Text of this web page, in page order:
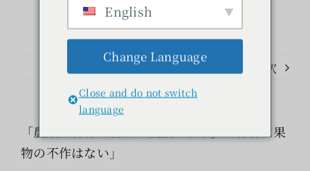
読みもの
学ぶ
索
前のページ 次
「農業は森林の営みの模倣である」「森林に果
物の不作はない」
English
Change Language
Close and do not switch
language